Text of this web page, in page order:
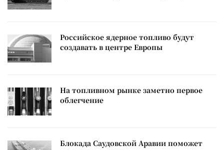
Российское ядерное топливо будут
создавать в центре Европы
На топливном рынке заметно первое
облегчение
Блокада Саудовской Аравии поможет